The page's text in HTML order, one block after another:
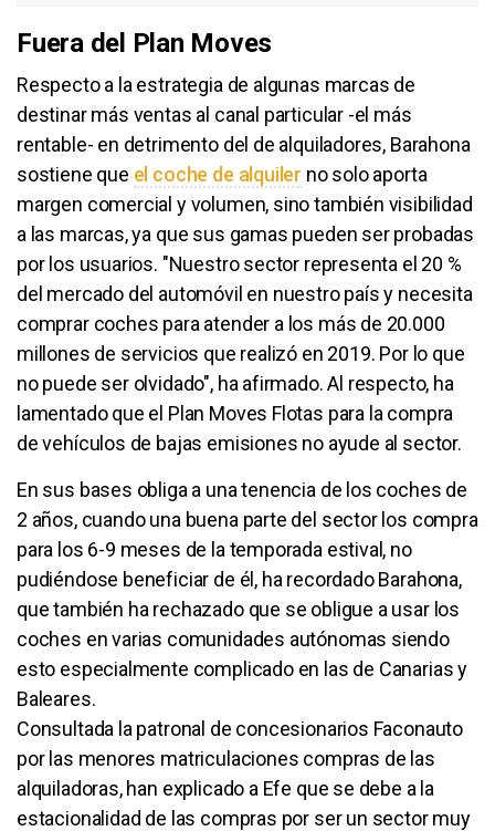
Fuera del Plan Moves
Respecto a la estrategia de algunas marcas de
destinar más ventas al canal particular -el más
rentable- en detrimento del de alquiladores, Barahona
sostiene que el coche de alquiler ​ no solo aporta
margen comercial y volumen, sino también visibilidad
a las marcas, ya que sus gamas pueden ser probadas
por los usuarios. "Nuestro sector representa el 20 %
del mercado del automóvil en nuestro país y necesita
comprar coches para atender a los más de 20.000
millones de servicios que realizó en 2019. Por lo que
no puede ser olvidado", ha afirmado. Al respecto, ha
lamentado que el Plan Moves Flotas para la compra
de vehículos de bajas emisiones no ayude al sector.
En sus bases obliga a una tenencia de los coches de
2 años, cuando una buena parte del sector los compra
para los 6-9 meses de la temporada estival, no
pudiéndose beneficiar de él, ha recordado Barahona,
que también ha rechazado que se obligue a usar los
coches en varias comunidades autónomas siendo
esto especialmente complicado en las de Canarias y
Baleares.
Consultada la patronal de concesionarios Faconauto
por las menores matriculaciones compras de las
alquiladoras, han explicado a Efe que se debe a la
estacionalidad de las compras por ser un sector muy